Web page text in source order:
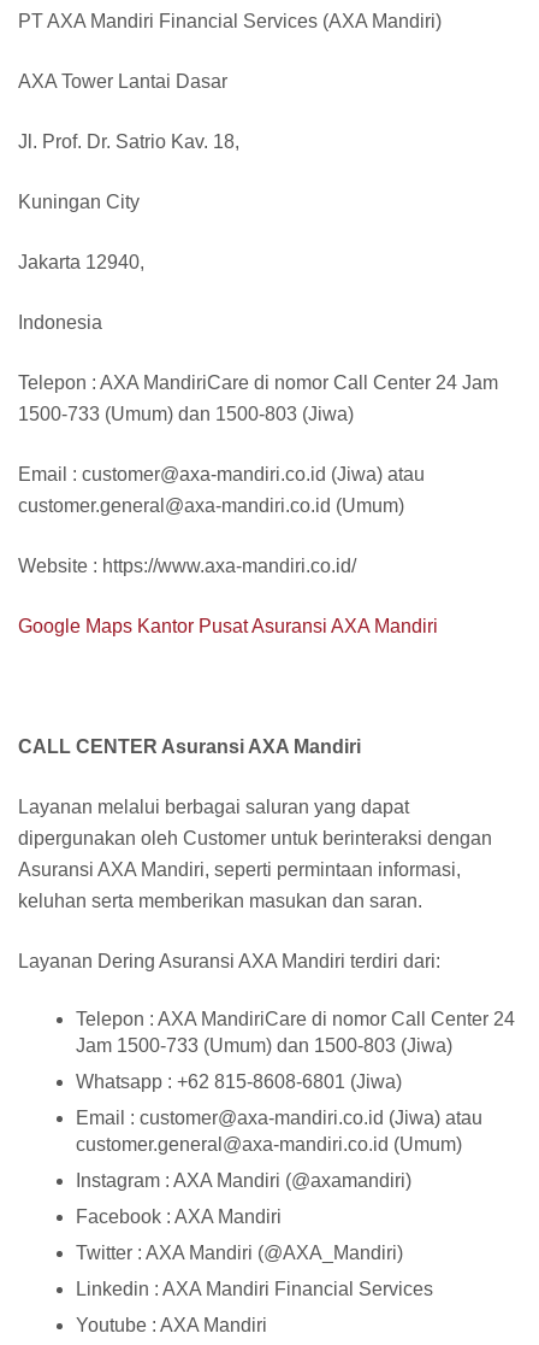
PT AXA Mandiri Financial Services (AXA Mandiri)
AXA Tower Lantai Dasar
Jl. Prof. Dr. Satrio Kav. 18,
Kuningan City
Jakarta 12940,
Indonesia
Telepon : AXA MandiriCare di nomor Call Center 24 Jam
1500-733 (Umum) dan 1500-803 (Jiwa)
Email : customer@axa-mandiri.co.id (Jiwa) atau
customer.general@axa-mandiri.co.id (Umum)
Website : https://www.axa-mandiri.co.id/
Google Maps Kantor Pusat Asuransi AXA Mandiri
CALL CENTER Asuransi AXA Mandiri
Layanan melalui berbagai saluran yang dapat
dipergunakan oleh Customer untuk berinteraksi dengan
Asuransi AXA Mandiri, seperti permintaan informasi,
keluhan serta memberikan masukan dan saran.
Layanan Dering Asuransi AXA Mandiri terdiri dari:
Telepon : AXA MandiriCare di nomor Call Center 24
Jam 1500-733 (Umum) dan 1500-803 (Jiwa)
Whatsapp : +62 815-8608-6801 (Jiwa)
Email : customer@axa-mandiri.co.id (Jiwa) atau
customer.general@axa-mandiri.co.id (Umum)
Instagram : AXA Mandiri (@axamandiri)
Facebook : AXA Mandiri
Twitter : AXA Mandiri (@AXA_Mandiri)
Linkedin : AXA Mandiri Financial Services
Youtube : AXA Mandiri